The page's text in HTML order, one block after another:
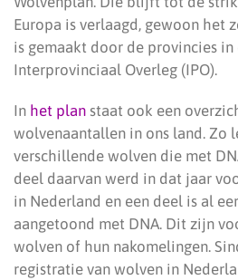
Europa is verlaagd, gewoon het
is gemaakt door de provincies in
Interprovinciaal Overleg (IPO).
In het plan staat ook een
wolvenaantallen in ons land. Zo
verschillende wolven die met
deel daarvan werd in dat jaar
in Nederland en een deel is al
aangetoond met DNA. Dit zijn
wolven of hun nakomelingen.
registratie van wolven in